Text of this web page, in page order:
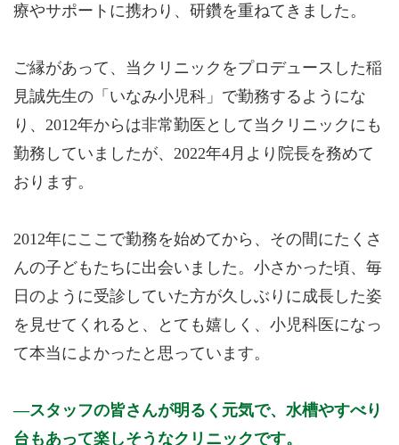
療やサポートに携わり、研鑽を重ねてきました。
ご縁があって、当クリニックをプロデュースした稲
見誠先生の「いなみ小児科」で勤務するようにな
り、2012年からは非常勤医として当クリニックにも
勤務していましたが、2022年4月より院長を務めて
おります。
2012年にここで勤務を始めてから、その間にたくさ
んの子どもたちに出会いました。小さかった頃、毎
日のように受診していた方が久しぶりに成長した姿
を見せてくれると、とても嬉しく、小児科医になっ
て本当によかったと思っています。
スタッフの皆さんが明るく元気で、水槽やすべり
台もあって楽しそうなクリニックです。